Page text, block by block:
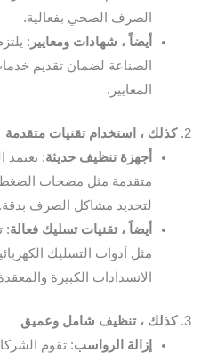
الصرف الصحي بفعالية.
أيضاً ، شهادات ومعايير :
الصناعة لضمان تقديم
المعايير.
2. كذلك ، استخدام تقنيات متقدمة
أجهزة تنظيف حديثة: تعتمد
متقدمة مثل مضخات الضغط
لتحديد مشاكل الصرف بدقة.
أيضاً ، تقنيات تسليك فعالة:
مثل أدوات التسليك
الانسدادات الكبيرة
3. كذلك ، تنظيف شامل وعميق
إزالة الرواسب: تقوم